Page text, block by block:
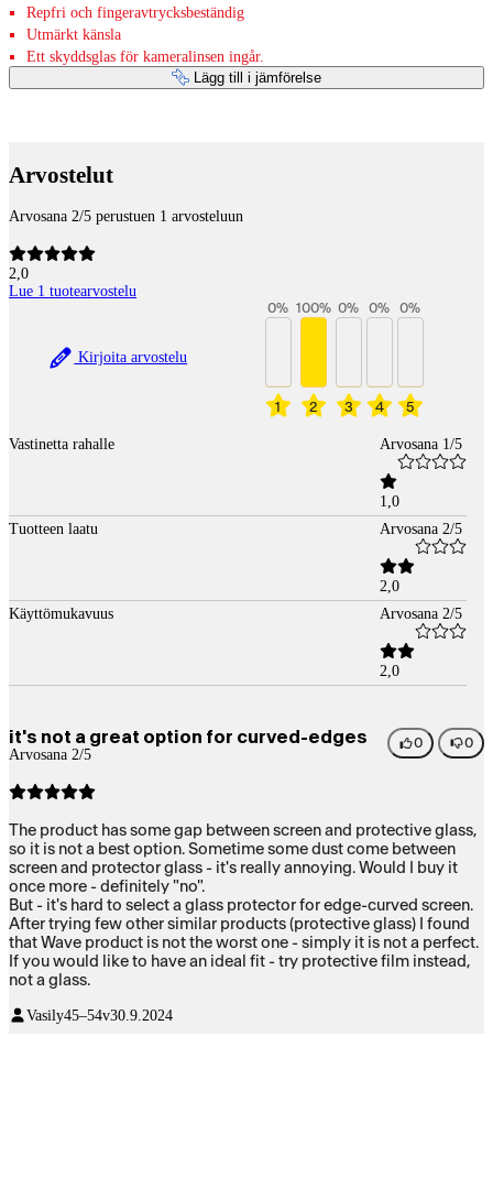
Repfri och fingeravtrycksbeständig
Utmärkt känsla
Ett skyddsglas för kameralinsen ingår.
Lägg till i jämförelse
Arvostelut
Arvosana 2/5 perustuen 1 arvosteluun
2,0
Lue 1 tuotearvostelu
Kirjoita arvostelu
1
0%
2
100%
3
0%
4
0%
5
0%
Vastinetta rahalle Arvosana 1/5
1,0
Tuotteen laatu
Arvosana 2/5
2,0
Käyttömukavuus
Arvosana 2/5
2,0
it's not a great option for curved-edges
Arvosana 2/5
0 0
The product has some gap between screen and protective glass,
so it is not a best option. Sometime some dust come between
screen and protector glass - it's really annoying. Would I buy it
once more - definitely "no".
But - it's hard to select a glass protector for edge-curved screen.
After trying few other similar products (protective glass) I found
that Wave product is not the worst one - simply it is not a perfect.
If you would like to have an ideal fit - try protective film instead,
not a glass.
Vasily45–54v30.9.2024